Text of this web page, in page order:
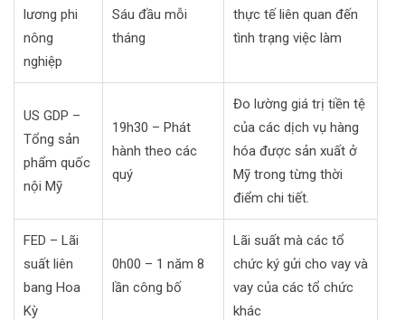
lương phi
nông
nghiệp
Sáu đầu mỗi
tháng
thực tế liên quan đến
tình trạng việc làm
US GDP –
Tổng sản
phẩm quốc
nội Mỹ
19h30 – Phát
hành theo các
quý
Đo lường giá trị tiền tệ
của các dịch vụ hàng
hóa được sản xuất ở
Mỹ trong từng thời
điểm chi tiết.
FED – Lãi
suất liên
bang Hoa
Kỳ
0h00 – 1 năm 8
lần công bố
Lãi suất mà các tổ
chức ký gửi cho vay và
vay của các tổ chức
khác